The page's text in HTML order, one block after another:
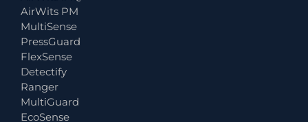
AirWits PM
MultiSense
PressGuard
FlexSense
Detectify
Ranger
MultiGuard
EcoSense